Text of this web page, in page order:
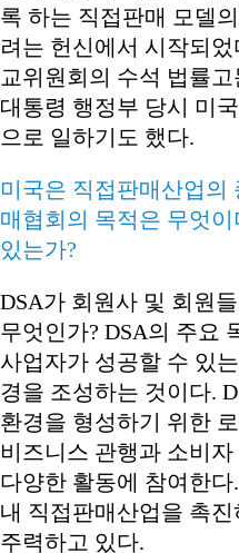
록 하는 직접판매 모델
려는 헌신에서 시작되
교위원회의 수석 법률고
대통령 행정부 당시 미
으로 일하기도 했다.
미국은 직접판매산업의
매협회의 목적은 무엇
있는가?
DSA가 회원사 및 회원
무엇인가? DSA의 주요
사업자가 성공할 수 있
경을 조성하는 것이다.
환경을 형성하기 위한
비즈니스 관행과 소비
다양한 활동에 참여한
내 직접판매산업을 촉
주력하고 있다.